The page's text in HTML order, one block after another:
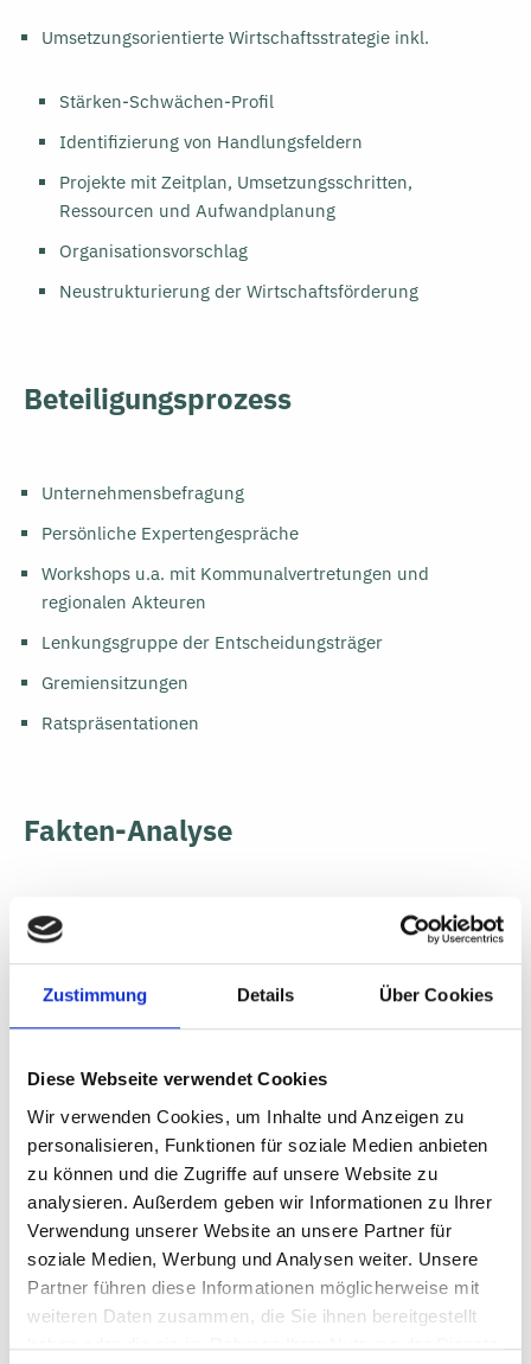
Zustimmung Details Über Cookies
Diese Webseite verwendet Cookies
Wir verwenden Cookies, um Inhalte und Anzeigen zu
personalisieren, Funktionen für soziale Medien anbieten
zu können und die Zugriffe auf unsere Website zu
analysieren. Außerdem geben wir Informationen zu Ihrer
Verwendung unserer Website an unsere Partner für
soziale Medien, Werbung und Analysen weiter. Unsere
Partner führen diese Informationen möglicherweise mit
weiteren Daten zusammen, die Sie ihnen bereitgestellt
haben oder die sie im Rahmen Ihrer Nutzung der Dienste
Umsetzungsorientierte Wirtschaftsstrategie inkl.
Stärken-Schwächen-Profil
Identifizierung von Handlungsfeldern
Projekte mit Zeitplan, Umsetzungsschritten,
Ressourcen und Aufwandplanung
Organisationsvorschlag
Neustrukturierung der Wirtschaftsförderung
Beteiligungsprozess
Unternehmensbefragung
Persönliche Expertengespräche
Workshops u.a. mit Kommunalvertretungen und
regionalen Akteuren
Lenkungsgruppe der Entscheidungsträger
Gremiensitzungen
Ratspräsentationen
Fakten-Analyse
Vergleich von circa 70 sozioökonomischen
Untersuchung von Branchenzusammenhängen und
Ableitung von wirtschaftlichen Kompetenzfeldern
Studiengänge, Cluster)
Bewertung der Gewerbeflächensituation
Analyse des Außenauftritts